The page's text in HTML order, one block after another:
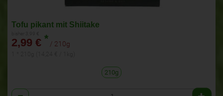
Tofu pikant mit Shiitake
2,99 € * / 210g
210g
Anzahl